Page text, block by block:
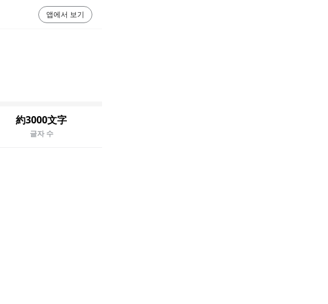
約3000文字
글자 수
앱에서 보기